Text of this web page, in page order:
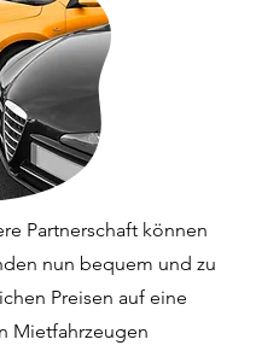
Partnerschaft können
nun bequem und zu
Preisen auf eine
Mietfahrzeugen